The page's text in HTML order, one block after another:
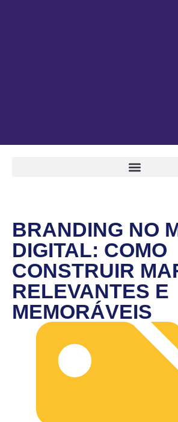
BRANDING NO
DIGITAL: COMO
CONSTRUIR
RELEVANTES E
MEMORÁVEIS